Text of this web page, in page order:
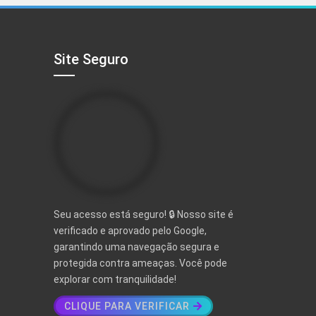
Site Seguro
Seu acesso está seguro! 🔒 Nosso site é
verificado e aprovado pelo Google,
garantindo uma navegação segura e
protegida contra ameaças. Você pode
explorar com tranquilidade!
CLIQUE PARA VERIFICAR